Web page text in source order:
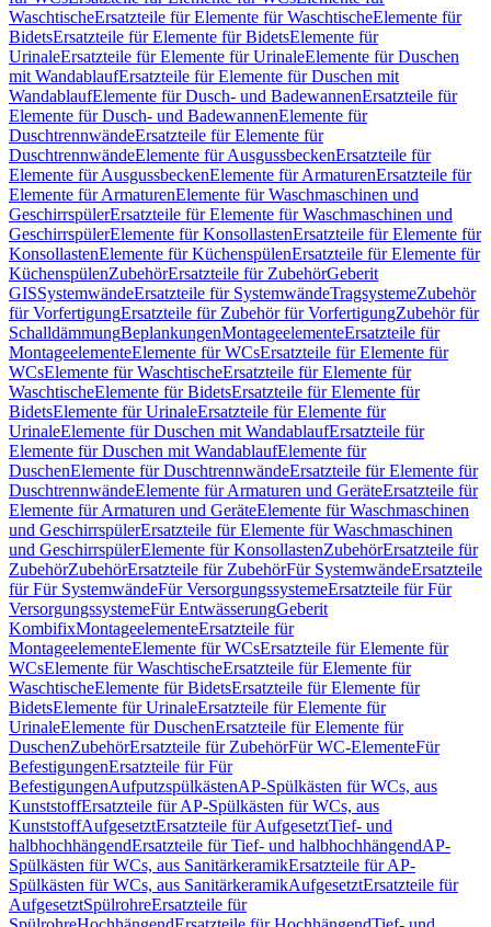
WaschtischeErsatzteile für Elemente für WaschtischeElemente für
BidetsErsatzteile für Elemente für BidetsElemente für
UrinaleErsatzteile für Elemente für UrinaleElemente für Duschen
mit WandablaufErsatzteile für Elemente für Duschen mit
WandablaufElemente für Dusch- und BadewannenErsatzteile für
Elemente für Dusch- und BadewannenElemente für
DuschtrennwändeErsatzteile für Elemente für
DuschtrennwändeElemente für AusgussbeckenErsatzteile für
Elemente für AusgussbeckenElemente für ArmaturenErsatzteile für
Elemente für ArmaturenElemente für Waschmaschinen und
GeschirrspülerErsatzteile für Elemente für Waschmaschinen und
GeschirrspülerElemente für KonsollastenErsatzteile für Elemente für
KonsollastenElemente für KüchenspülenErsatzteile für Elemente für
KüchenspülenZubehörErsatzteile für ZubehörGeberit
GISSystemwändeErsatzteile für SystemwändeTragsystemeZubehör
für VorfertigungErsatzteile für Zubehör für VorfertigungZubehör für
SchalldämmungBeplankungenMontageelementeErsatzteile für
MontageelementeElemente für WCsErsatzteile für Elemente für
WCsElemente für WaschtischeErsatzteile für Elemente für
WaschtischeElemente für BidetsErsatzteile für Elemente für
BidetsElemente für UrinaleErsatzteile für Elemente für
UrinaleElemente für Duschen mit WandablaufErsatzteile für
Elemente für Duschen mit WandablaufElemente für
DuschenElemente für DuschtrennwändeErsatzteile für Elemente für
DuschtrennwändeElemente für Armaturen und GeräteErsatzteile für
Elemente für Armaturen und GeräteElemente für Waschmaschinen
und GeschirrspülerErsatzteile für Elemente für Waschmaschinen
und GeschirrspülerElemente für KonsollastenZubehörErsatzteile für
ZubehörZubehörErsatzteile für ZubehörFür SystemwändeErsatzteile
für Für SystemwändeFür VersorgungssystemeErsatzteile für Für
VersorgungssystemeFür EntwässerungGeberit
KombifixMontageelementeErsatzteile für
MontageelementeElemente für WCsErsatzteile für Elemente für
WCsElemente für WaschtischeErsatzteile für Elemente für
WaschtischeElemente für BidetsErsatzteile für Elemente für
BidetsElemente für UrinaleErsatzteile für Elemente für
UrinaleElemente für DuschenErsatzteile für Elemente für
DuschenZubehörErsatzteile für ZubehörFür WC-ElementeFür
BefestigungenErsatzteile für Für
BefestigungenAufputzspülkästenAP-Spülkästen für WCs, aus
KunststoffErsatzteile für AP-Spülkästen für WCs, aus
KunststoffAufgesetztErsatzteile für AufgesetztTief- und
halbhochhängendErsatzteile für Tief- und halbhochhängendAP-
Spülkästen für WCs, aus SanitärkeramikErsatzteile für AP-
Spülkästen für WCs, aus SanitärkeramikAufgesetztErsatzteile für
AufgesetztSpülrohreErsatzteile für